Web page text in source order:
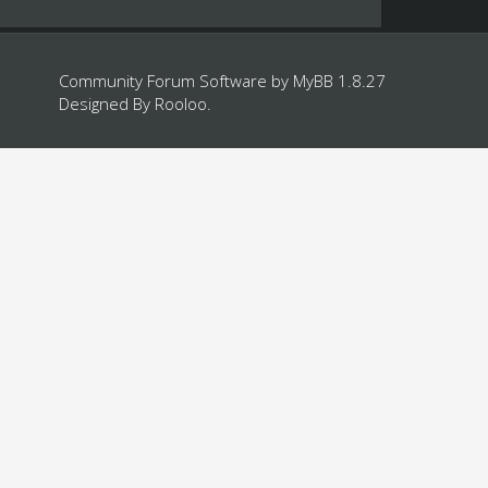
Community Forum Software by MyBB 1.8.27
Designed By Rooloo.